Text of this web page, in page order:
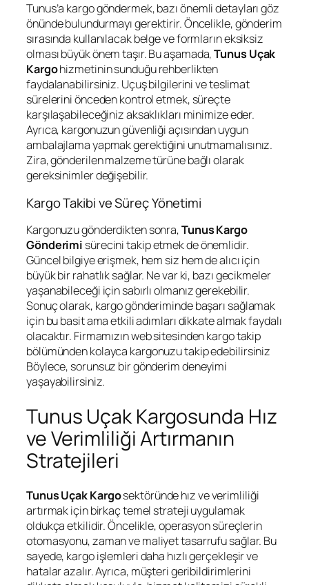
Tunus’a kargo göndermek, bazı önemli detayları göz
önünde bulundurmayı gerektirir. Öncelikle, gönderim
sırasında kullanılacak belge ve formların eksiksiz
olması büyük önem taşır. Bu aşamada,Tunus Uçak
Kargohizmetinin sunduğu rehberlikten
faydalanabilirsiniz. Uçuş bilgilerini ve teslimat
sürelerini önceden kontrol etmek, süreçte
karşılaşabileceğiniz aksaklıkları minimize eder.
Ayrıca, kargonuzun güvenliği açısından uygun
ambalajlama yapmak gerektiğini unutmamalısınız.
Zira, gönderilen malzeme türüne bağlı olarak
gereksinimler değişebilir.
Kargo Takibi ve Süreç Yönetimi
Kargonuzu gönderdikten sonra,Tunus Kargo
Gönderimi sürecini takip etmek de önemlidir.
Güncel bilgiye erişmek, hem siz hem de alıcı için
büyük bir rahatlık sağlar. Ne var ki, bazı gecikmeler
yaşanabileceği için sabırlı olmanız gerekebilir.
Sonuç olarak, kargo gönderiminde başarı sağlamak
için bu basit ama etkili adımları dikkate almak faydalı
olacaktır. Firmamızın web sitesinden kargo takip
bölümünden kolayca kargonuzu takip edebilirsiniz
Böylece, sorunsuz bir gönderim deneyimi
yaşayabilirsiniz.
Tunus Uçak Kargosunda Hız
ve Verimliliği Artırmanın
Stratejileri
Tunus Uçak Kargosektöründe hız ve verimliliği
artırmak için birkaç temel strateji uygulamak
oldukça etkilidir. Öncelikle, operasyon süreçlerin
otomasyonu, zaman ve maliyet tasarrufu sağlar. Bu
sayede, kargo işlemleri daha hızlı gerçekleşir ve
hatalar azalır. Ayrıca, müşteri geribildirimlerini